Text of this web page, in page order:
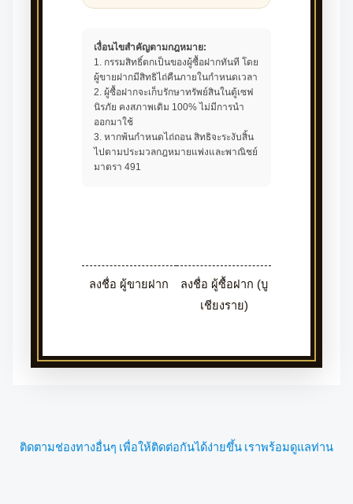
เงื่อนไขสำคัญตามกฎหมาย:
1. กรรมสิทธิ์ตกเป็นของผู้ซื้อฝากทันที โดย
ผู้ขายฝากมีสิทธิไถ่คืนภายในกำหนดเวลา
2. ผู้ซื้อฝากจะเก็บรักษาทรัพย์สินในตู้เซฟ
นิรภัย คงสภาพเดิม 100% ไม่มีการนำ
ออกมาใช้
3. หากพ้นกำหนดไถ่ถอน สิทธิจะระงับสิ้น
ไปตามประมวลกฎหมายแพ่งและพาณิชย์
มาตรา 491
ลงชื่อ ผู้ขายฝาก
ลงชื่อ ผู้ซื้อฝาก (บู
เชียงราย)
ติดตามช่องทางอื่นๆ เพื่อให้ติดต่อกันได้ง่ายขึ้น เราพร้อมดูแลท่าน